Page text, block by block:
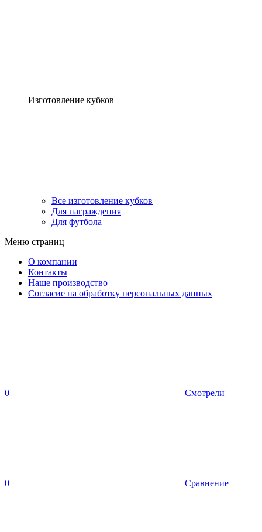
Изготовление кубков
Все изготовление кубков
Для награждения
Для футбола
Меню страниц
О компании
Контакты
Наше производство
Согласие на обработку персональных данных
0 Смотрели
0 Сравнение